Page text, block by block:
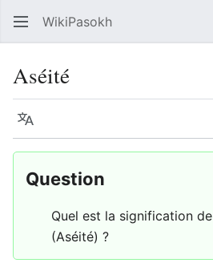
WikiPasokh
Aséité
Langue
Question
Quel est la signification de
(Aséité) ?